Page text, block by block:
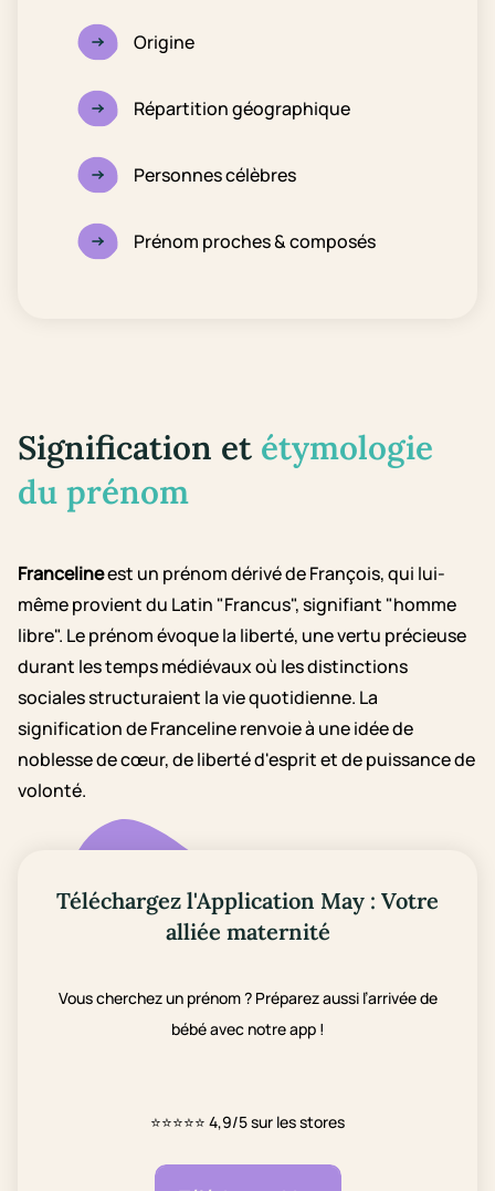
Origine
Répartition géographique
Personnes célèbres
Prénom proches & composés
Signification et étymologie
du prénom
Francelineest un prénom dérivé de François, qui lui-
même provient du Latin "Francus", signifiant "homme
libre". Le prénom évoque la liberté, une vertu précieuse
durant les temps médiévaux où les distinctions
sociales structuraient la vie quotidienne. La
signification de Franceline renvoie à une idée de
noblesse de cœur, de liberté d'esprit et de puissance de
volonté.
Téléchargez l'Application May : Votre
alliée maternité
Vous cherchez un prénom ? Préparez aussi l’arrivée de
bébé avec notre app !
⭐⭐⭐⭐⭐ 4,9/5 sur les stores